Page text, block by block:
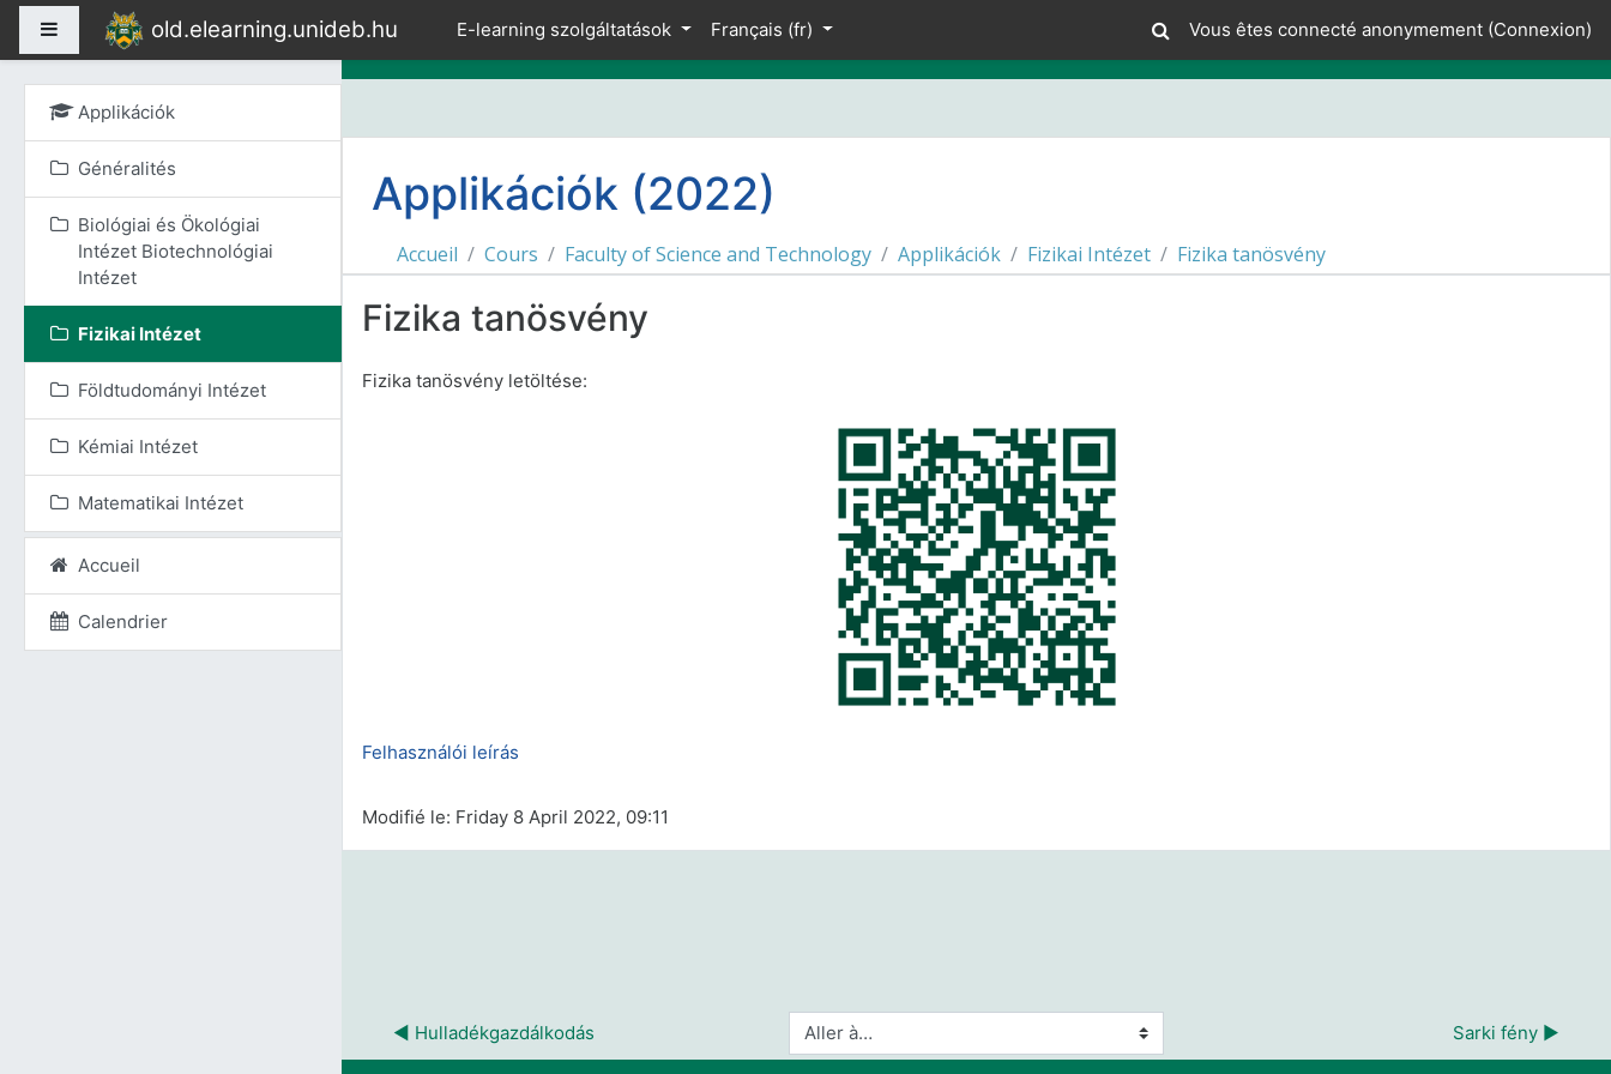
Panneau latéralold.elearning.unideb.hu E-learning szolgáltatások Français ‎(fr)‎ Vous êtes connecté anonymement (Connexion)
Applikációk (2022)
Accueil Cours Faculty of Science and Technology Applikációk Fizikai Intézet Fizika tanösvény
Fizika tanösvény
Fizika tanösvény letöltése:
Felhasználói leírás
Modifié le: Friday 8 April 2022, 09:11
Applikációk
Généralités
Biológiai és Ökológiai
Intézet Biotechnológiai
Intézet
Fizikai Intézet
Földtudományi Intézet
Kémiai Intézet
Matematikai Intézet
Accueil
Calendrier
◀︎ Hulladékgazdálkodás Aller à… Sarki fény ▶︎